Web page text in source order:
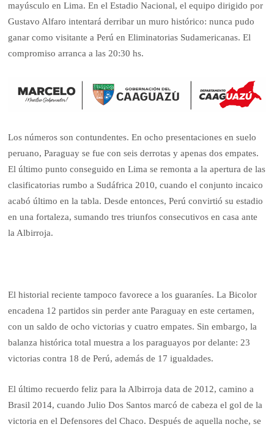
mayúsculo en Lima. En el Estadio Nacional, el equipo dirigido por
Gustavo Alfaro intentará derribar un muro histórico: nunca pudo
ganar como visitante a Perú en Eliminatorias Sudamericanas. El
compromiso arranca a las 20:30 hs.
Los números son contundentes. En ocho presentaciones en suelo
peruano, Paraguay se fue con seis derrotas y apenas dos empates.
El último punto conseguido en Lima se remonta a la apertura de las
clasificatorias rumbo a Sudáfrica 2010, cuando el conjunto incaico
acabó último en la tabla. Desde entonces, Perú convirtió su estadio
en una fortaleza, sumando tres triunfos consecutivos en casa ante
la Albirroja.
El historial reciente tampoco favorece a los guaraníes. La Bicolor
encadena 12 partidos sin perder ante Paraguay en este certamen,
con un saldo de ocho victorias y cuatro empates. Sin embargo, la
balanza histórica total muestra a los paraguayos por delante: 23
victorias contra 18 de Perú, además de 17 igualdades.
El último recuerdo feliz para la Albirroja data de 2012, camino a
Brasil 2014, cuando Julio Dos Santos marcó de cabeza el gol de la
victoria en el Defensores del Chaco. Después de aquella noche, se